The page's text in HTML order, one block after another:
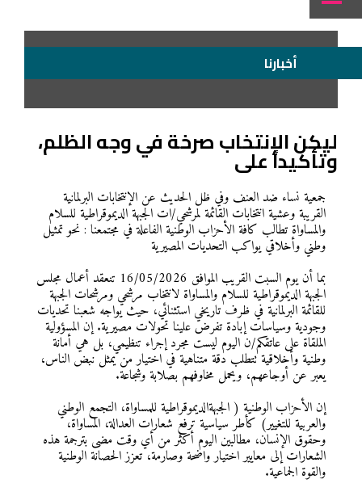
أخبارنا
ليكن الإنتخاب صرخة في وجه الظلم،
وتأكيداً على
جمعية نساء ضد العنف وفي ظل الحديث عن الإنتخابات البرلمانية
القريبة وعشية انتخابات القائمة لمرشحي/ات الجبهة الديموقراطية للسلام
والمساواة تطالب كافة الأحزاب الوطنية الفاعلة في مجتمعنا : نحو تمثيل
وطني وأخلاقي يواكب التحديات المصيرية
بما أن يوم السبت القريب الموافق 16/05/2026 تنعقد أعمال مجلس
الجبهة الديموقراطية للسلام والمساواة لانتخاب مرشحي ومرشحات الجبهة
للقائمة البرلمانية في ظرف تاريخي استثنائي، حيث يواجه شعبنا تحديات
وجودية وسياسات إبادة تفرض علينا تحولات مصيرية. إن المسؤولية
الملقاة على عاتقكم/ن اليوم ليست مجرد إجراء تنظيمي، بل هي أمانة
وطنية وأخلاقية تتطلب دقة متناهية في اختيار من يمثل نبض الناس،
يعبر عن أوجاعهم، ويحمل مخاوفهم بصلابة وشجاعة.
إن الأحزاب الوطنية ( الجبهةالديموقراطية للمساواة، التجمع الوطني
والعربية للتغيير) كأطر سياسية ترفع شعارات العدالة، المساواة،
وحقوق الإنسان، مطالبين اليوم أكثر من أي وقت مضى بترجمة هذه
الشعارات إلى معايير اختيار واضحة وصارمة، تعزز الحصانة الوطنية
والقوة الجماعية.